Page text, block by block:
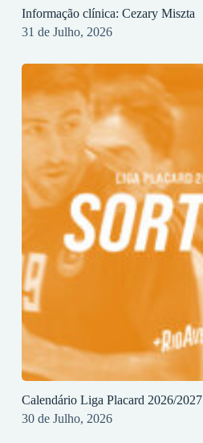
Informação clínica: Cezary Miszta
31 de Julho, 2026
Calendário Liga Placard 2026/2027
30 de Julho, 2026